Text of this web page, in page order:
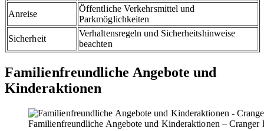
Anreise
Öffentliche Verkehrsmittel und
Parkmöglichkeiten
Sicherheit
Verhaltensregeln und Sicherheitshinweise
beachten
Familienfreundliche Angebote und
Kinderaktionen
Familienfreundliche Angebote und Kinderaktionen –